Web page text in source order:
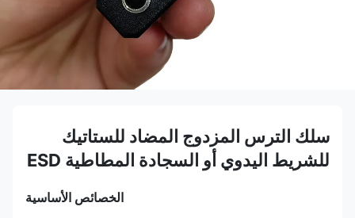
سلك الترس المزدوج المضاد للستاتيك
للشريط اليدوي أو السجادة المطاطية ESD
الخصائص الأساسية